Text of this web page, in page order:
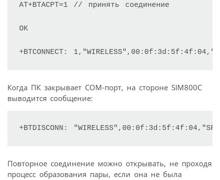
AT+BTACPT=1 // принять соединение
OK
+BTCONNECT:
Когда ПК закрывает COM-порт, на стороне SIM800C
выводится сообщение:
+BTDISCONN:
Повторное соединение можно открывать, не проходя
процесс образования пары, если она не была